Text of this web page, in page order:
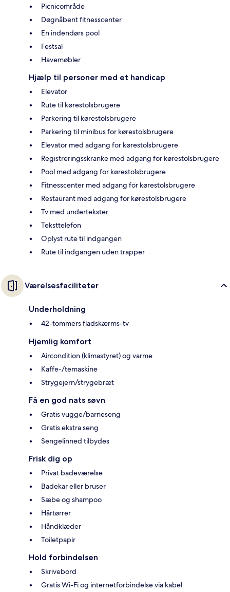
Picnicområde
Døgnåbent fitnesscenter
En indendørs pool
Festsal
Havemøbler
Hjælp til personer med et handicap
Elevator
Rute til kørestolsbrugere
Parkering til kørestolsbrugere
Parkering til minibus for kørestolsbrugere
Elevator med adgang for kørestolsbrugere
Registreringsskranke med adgang for kørestolsbrugere
Pool med adgang for kørestolsbrugere
Fitnesscenter med adgang for kørestolsbrugere
Restaurant med adgang for kørestolsbrugere
Tv med undertekster
Teksttelefon
Oplyst rute til indgangen
Rute til indgangen uden trapper
Værelsesfaciliteter
Underholdning
42-tommers fladskærms-tv
Hjemlig komfort
Aircondition (klimastyret) og varme
Kaffe-/temaskine
Strygejern/strygebræt
Få en god nats søvn
Gratis vugge/barneseng
Gratis ekstra seng
Sengelinned tilbydes
Frisk dig op
Privat badeværelse
Badekar eller bruser
Sæbe og shampoo
Hårtørrer
Håndklæder
Toiletpapir
Hold forbindelsen
Skrivebord
Gratis Wi-Fi og internetforbindelse via kabel